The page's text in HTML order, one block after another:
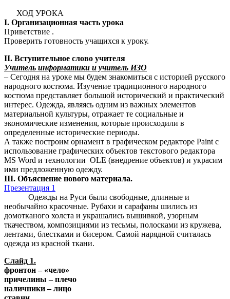
ХОД УРОКА
I. Организационная часть урока
Приветствие .
Проверить готовность учащихся к уроку.
II. Вступительное слово учителя
Учитель информатики и учитель ИЗО
– Сегодня на уроке мы будем знакомиться с историей русского
народного костюма. Изучение традиционного народного
костюма представляет большой исторический и практический
интерес. Одежда, являясь одним из важных элементов
материальной культуры, отражает те социальные и
экономические изменения, которые происходили в
определенные исторические периоды.
А также построим орнамент в графическом редакторе Paint с
использование графических объектов текстового редактора
MS Word и технологии OLE (внедрение объектов) и украсим
ими предложенную одежду.
III. Объяснение нового материала.
Презентация 1
Одежды на Руси были свободные, длинные и
необычайно красочные. Рубахи и сарафаны шились из
домотканого холста и украшались вышивкой, узорным
ткачеством, композициями из тесьмы, полосками из кружева,
лентами, блестками и бисером. Самой нарядной считалась
одежда из красной ткани.
Слайд 1.
фронтон – «чело»
причелины – плечо
наличники – лицо